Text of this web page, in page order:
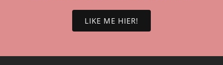
LIKE ME HIER!